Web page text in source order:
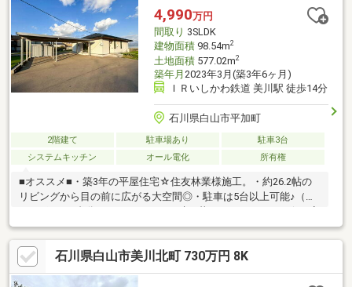
通学も安心。・美川地区おかえり祭りメイン通り☆■サポート■・
商談からご入居まで経験豊富なスタッフが丁寧にサポートいたし
ます。ぜひ一度お問合せ下さい！
4,990万円
間取り 3SLDK
建物面積98.54m2
土地面積577.02m2
築年月 2023年3月(築3年6ヶ月)
ＩＲいしかわ鉄道 美川駅 徒歩14分
石川県白山市平加町
2階建て 駐車場あり
駐車3台
システムキッチン
オール電化 所有権
■オススメ■・築3年の平屋住宅☆住友林業様施工。・約26.2帖の
リビングから目の前に広がる大空間◎・駐車は5台以上可能♪（内
心の長期優良住宅。太陽光パネル付。・大きな敷地にゆったりと
建つ贅沢な邸宅。・お庭やBBQなども楽しめるプライベート空間
が充実♪・エアコン１台、スロップシンク、外部物置あり。■アク
セス■・ＩＲいしかわ鉄道 美川駅まで徒歩約14分。・美川インタ
石川県白山市美川北町 730万円 8K